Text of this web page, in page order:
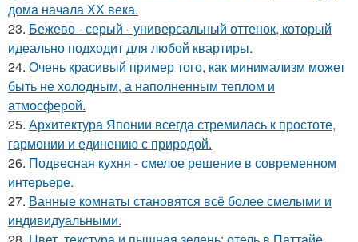
дома начала ХХ века.
23. Бежево - серый - универсальный оттенок, который
идеально подходит для любой квартиры.
24. Очень красивый пример того, как минимализм может
быть не холодным, а наполненным теплом и
атмосферой.
25. Архитектура Японии всегда стремилась к простоте,
гармонии и единению с природой.
26. Подвесная кухня - смелое решение в современном
интерьере.
27. Ванные комнаты становятся всё более смелыми и
индивидуальными.